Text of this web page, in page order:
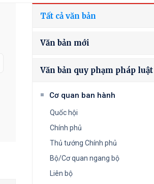
Tất cả văn bản
Văn bản mới
Văn bản quy phạm pháp luật
Cơ quan ban hành
Quốc hội
Chính phủ
Thủ tướng Chính phủ
Bộ/Cơ quan ngang bộ
Liên bộ